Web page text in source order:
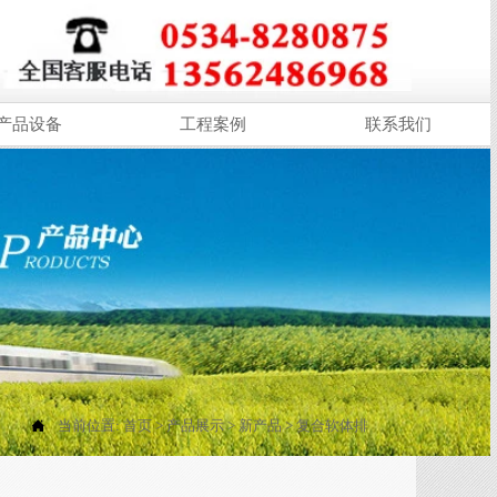
品设备 工程案例 联系我们
 当前位置:首页>产品展示>新产品>复合软体排